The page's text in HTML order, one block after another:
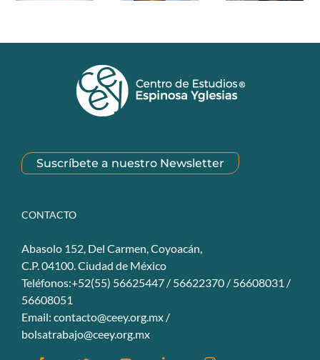
Suscríbete a nuestro Newsletter
CONTACTO
Abasolo 152, Del Carmen, Coyoacán,
C.P. 04100. Ciudad de México
Teléfonos:+52(55) 56625447 / 56622370 / 56608031 /
56608051
Email: contacto@ceey.org.mx /
bolsatrabajo@ceey.org.mx